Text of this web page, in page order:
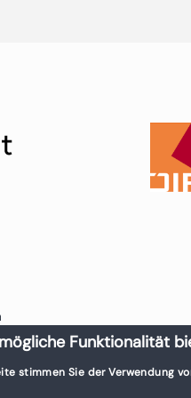
Funktionalität
stimmen Sie der Verwendung